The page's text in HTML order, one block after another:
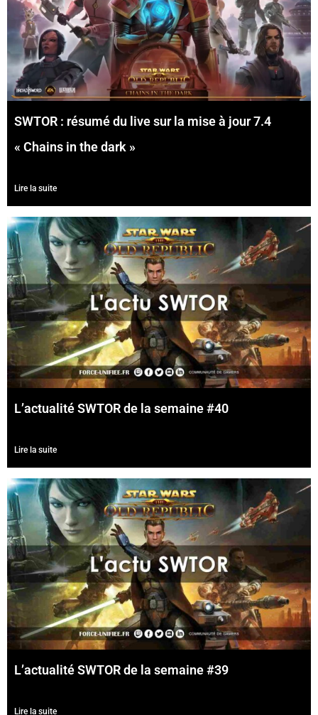
Lire la suite
SWTOR : résumé du live sur la mise à jour 7.4
« Chains in the dark »
Lire la suite
L’actualité SWTOR de la semaine #40
Lire la suite
L’actualité SWTOR de la semaine #39